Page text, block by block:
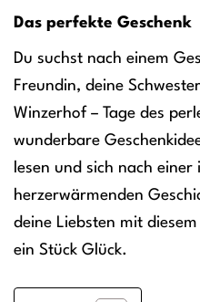
Das perfekte Geschenk
Du suchst nach einem
Freundin, deine
Winzerhof – Tage des
wunderbare
lesen und sich nach
herzerwärmenden
deine Liebsten mit
ein Stück Glück.